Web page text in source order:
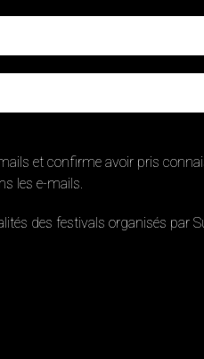
et confirme avoir pris
les e-mails.
des festivals organisés par